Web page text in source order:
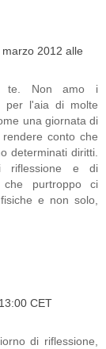
2012 alle
te. Non amo i
per l'aia di molte
una giornata di
conto che
determinati diritti.
riflessione e di
che purtroppo ci
e non solo,
CET
di riflessione,